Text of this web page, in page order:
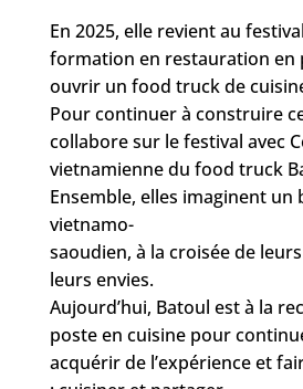
En 2025, elle revient au
formation en restauration en
ouvrir un food truck de
Pour continuer à construire
collabore sur le festival avec
vietnamienne du food truck
Ensemble, elles imaginent un
vietnamo-
saoudien, à la croisée de
leurs envies.
Aujourd’hui, Batoul est à la
poste en cuisine pour
acquérir de l’expérience et